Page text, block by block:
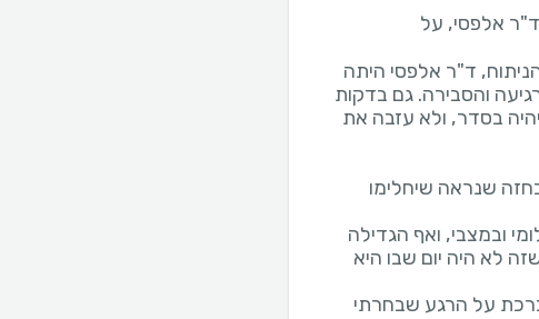
אלפסי, על
הניתוח, ד"ר אלפסי היתה
והסבירה. גם בדקות
בסדר, ולא עזבה את
שנראה שיחלימו
ובמצבי, ואף הגדילה
לא היה יום שבו היא
על הרגע שבחרתי